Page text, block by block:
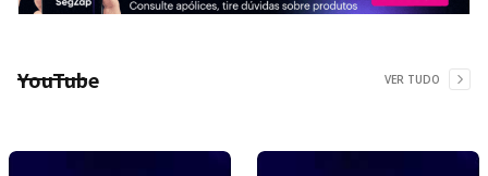
YouTube VER TUDO